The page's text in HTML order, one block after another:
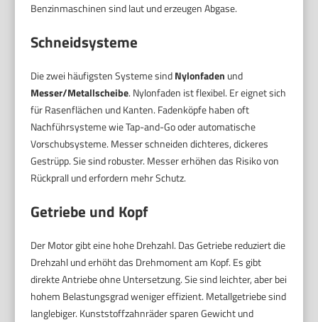
Benzinmaschinen sind laut und erzeugen Abgase.
Schneidsysteme
Die zwei häufigsten Systeme sindNylonfaden und
Messer/Metallscheibe. Nylonfaden ist flexibel. Er eignet sich
für Rasenflächen und Kanten. Fadenköpfe haben oft
Nachführsysteme wie Tap-and-Go oder automatische
Vorschubsysteme. Messer schneiden dichteres, dickeres
Gestrüpp. Sie sind robuster. Messer erhöhen das Risiko von
Rückprall und erfordern mehr Schutz.
Getriebe und Kopf
Der Motor gibt eine hohe Drehzahl. Das Getriebe reduziert die
Drehzahl und erhöht das Drehmoment am Kopf. Es gibt
direkte Antriebe ohne Untersetzung. Sie sind leichter, aber bei
hohem Belastungsgrad weniger effizient. Metallgetriebe sind
langlebiger. Kunststoffzahnräder sparen Gewicht und